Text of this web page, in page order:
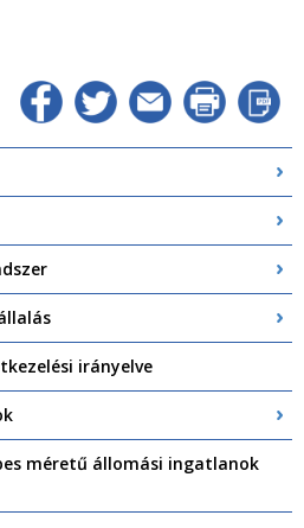
irányelve
méretű állomási ingatlanok